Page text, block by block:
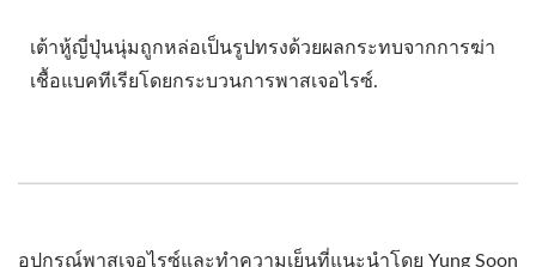
เต้าหู้ญี่ปุ่นนุ่มถูกหล่อเป็นรูปทรงด้วยผลกระทบจากการฆ่า
เชื้อแบคทีเรียโดยกระบวนการพาสเจอไรซ์.
อุปกรณ์พาสเจอไรซ์และทำความเย็นที่แนะนำโดย Yung Soon